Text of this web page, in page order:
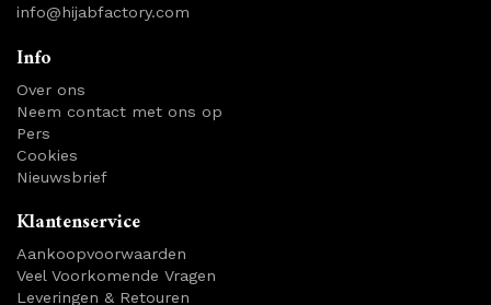
info@hijabfactory.com
Info
Over ons
Neem contact met ons op
Pers
Cookies
Nieuwsbrief
Klantenservice
Aankoopvoorwaarden
Veel Voorkomende Vragen
Leveringen & Retouren